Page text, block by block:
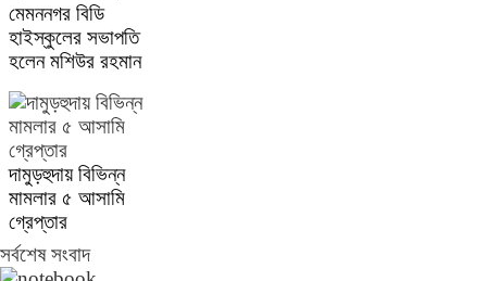
মেমননগর বিডি
হাইস্কুলের সভাপতি
হলেন মশিউর রহমান
দামুড়হুদায় বিভিন্ন
মামলার ৫ আসামি
গ্রেপ্তার
সর্বশেষ সংবাদ